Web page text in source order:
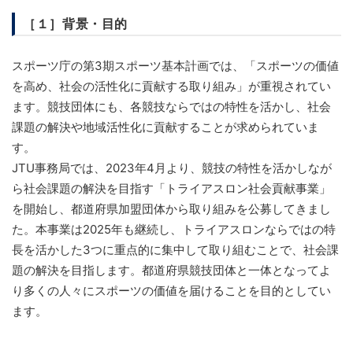
［１］背景・目的
スポーツ庁の第3期スポーツ基本計画では、「スポーツの価値
を高め、社会の活性化に貢献する取り組み」が重視されてい
ます。競技団体にも、各競技ならではの特性を活かし、社会
課題の解決や地域活性化に貢献することが求められていま
す。
JTU事務局では、2023年4月より、競技の特性を活かしなが
ら社会課題の解決を目指す「トライアスロン社会貢献事業」
を開始し、都道府県加盟団体から取り組みを公募してきまし
た。本事業は2025年も継続し、トライアスロンならではの特
長を活かした3つに重点的に集中して取り組むことで、社会課
題の解決を目指します。都道府県競技団体と一体となってよ
り多くの人々にスポーツの価値を届けることを目的としてい
ます。